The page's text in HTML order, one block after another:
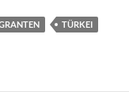
TÜRKEI